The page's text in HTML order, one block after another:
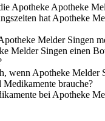
Apotheke Apotheke
hat Apotheke
Melder Singen
Melder Singen einen
wenn Apotheke Melder
brauche?
bei Apotheke